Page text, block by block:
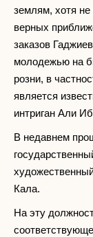
землям, хотя
верных
заказов
молодежью на
розни, в
является
интриган Али
В недавнем
Кала.
На эту